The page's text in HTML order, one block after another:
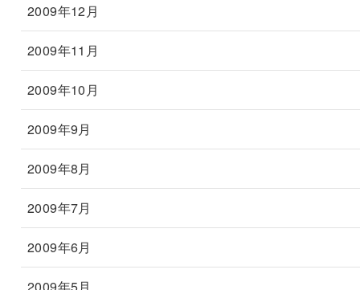
2009年12月
2009年11月
2009年10月
2009年9月
2009年8月
2009年7月
2009年6月